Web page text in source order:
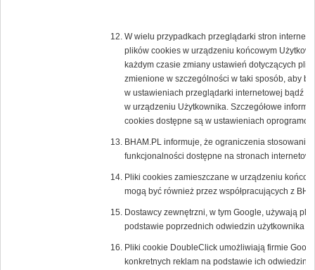
W wielu przypadkach przeglądarki stron
plików cookies w urządzeniu końcowym
każdym czasie zmiany ustawień dotyczących
zmienione w szczególności w taki sposób, aby
w ustawieniach przeglądarki internetowej bądź
w urządzeniu Użytkownika. Szczegółowe
cookies dostępne są w ustawieniach
BHAM.PL informuje, że ograniczenia stosowania
funkcjonalności dostępne na stronach
Pliki cookies zamieszczane w urządzeniu
mogą być również przez współpracujących z
Dostawcy zewnętrzni, w tym Google, używają
podstawie poprzednich odwiedzin użytkownika
Pliki cookie DoubleClick umożliwiają firmie
konkretnych reklam na podstawie ich odwiedzin